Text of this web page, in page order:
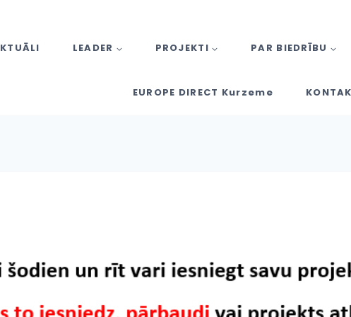
LEADER PROJEKTI PAR BIEDRĪBU
EUROPE DIRECT Kurzeme